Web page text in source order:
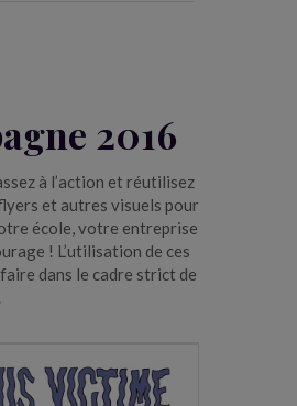
2016
à l’action et réutilisez
et autres visuels pour
école, votre entreprise
! L’utilisation de ces
dans le cadre strict de